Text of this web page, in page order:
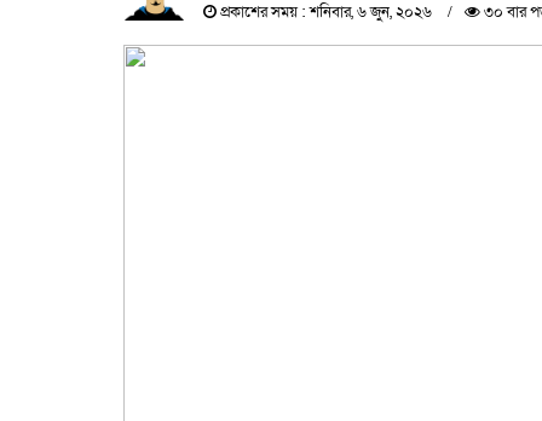
প্রকাশের সময় : শনিবার, ৬ জুন, ২০২৬ ৩০ বার